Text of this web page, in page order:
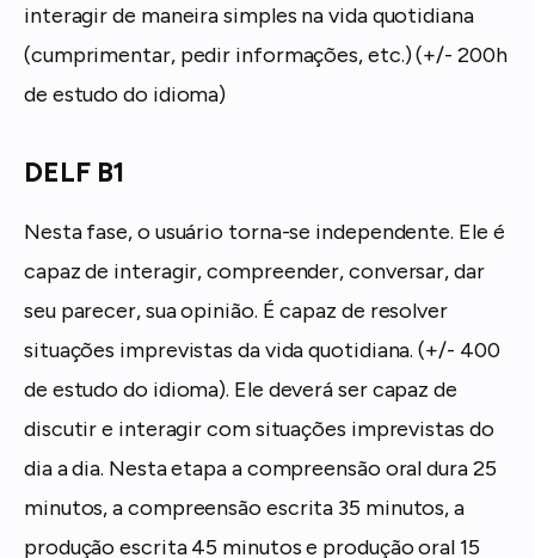
interagir de maneira simples na vida quotidiana
(cumprimentar, pedir informações, etc.) (+/- 200h
de estudo do idioma)
DELF B1
Nesta fase, o usuário torna-se independente. Ele é
capaz de interagir, compreender, conversar, dar
seu parecer, sua opinião. É capaz de resolver
situações imprevistas da vida quotidiana. (+/- 400
de estudo do idioma). Ele deverá ser capaz de
discutir e interagir com situações imprevistas do
dia a dia. Nesta etapa a compreensão oral dura 25
minutos, a compreensão escrita 35 minutos, a
produção escrita 45 minutos e produção oral 15